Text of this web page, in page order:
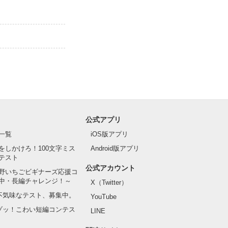
覧
しかけろ！100文字ミス
スト
いちごビギナーズ応援コ
・長編チャレンジ！～
味なテスト、募集中。
ッ！こわい短編コンテス
公式アプリ
iOS版アプリ
Android版アプリ
公式アカウント
X（Twitter）
YouTube
LINE